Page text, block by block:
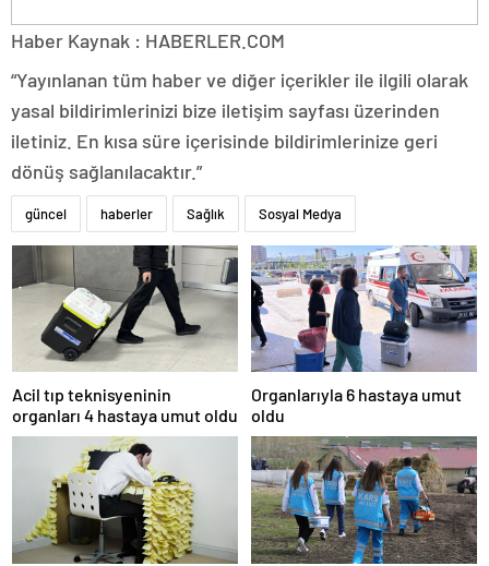
Haber Kaynak : HABERLER.COM
“Yayınlanan tüm haber ve diğer içerikler ile ilgili olarak
yasal bildirimlerinizi bize iletişim sayfası üzerinden
iletiniz. En kısa süre içerisinde bildirimlerinize geri
dönüş sağlanılacaktır.”
güncel haberler Sağlık Sosyal Medya
Acil tıp teknisyeninin
organları 4 hastaya umut oldu
Organlarıyla 6 hastaya umut
oldu